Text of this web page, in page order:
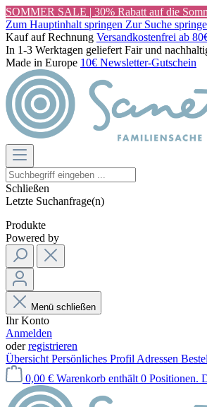
SOMMER SALE | 30% Rabatt auf die
Zum Hauptinhalt springen Zur Suche
Kauf auf Rechnung Versandkostenfrei ab
In 1-3 Werktagen geliefert Fair und
Made in Europe 10€ Newsletter-Gutschein
Schließen
Letzte Suchanfrage(n)
Produkte
Powered by
Menü schließen
Ihr Konto
Anmelden
oderregistrieren
Übersicht Persönliches Profil Adressen
0,00 € Warenkorb enthält 0 Positionen.